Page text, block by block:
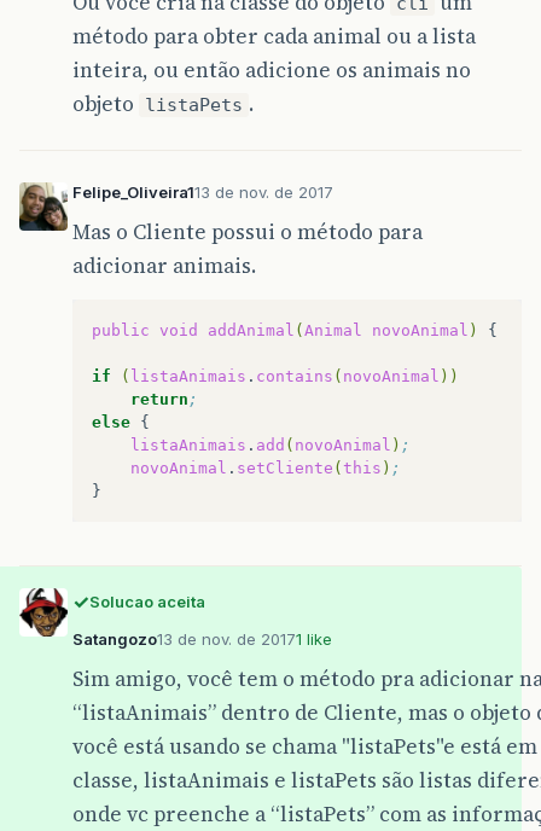
método para obter cada animal ou a lista
inteira, ou então adicione os animais no
objeto
listaPets .
Felipe_Oliveira113 de nov. de 2017
Mas o Cliente possui o método para
adicionar animais.
public void addAnimal ( Animal novoAnimal ) {
if ( listaAnimais . contains ( novoAnimal ))
return ;
else
listaAnimais . add ( novoAnimal ) ;
novoAnimal . setCliente ( this ) ;
Solucao aceita
Satangozo13 de nov. de 20171 like
Sim amigo, você tem o método pra adicionar
“listaAnimais” dentro de Cliente, mas o objeto
você está usando se chama "listaPets"e está
classe, listaAnimais e listaPets são listas
onde vc preenche a “listaPets” com as